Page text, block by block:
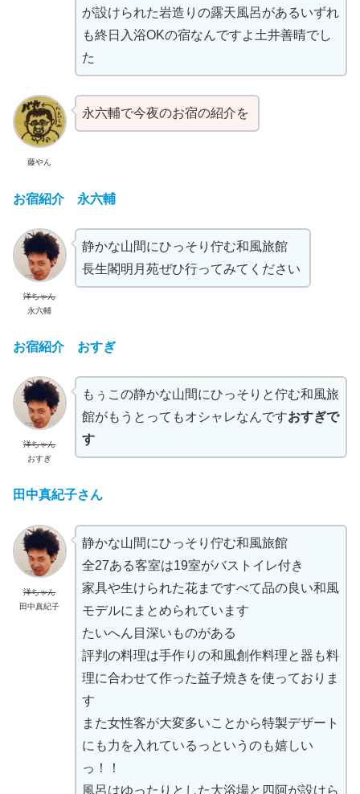
が設けられた岩造りの露天風呂があるいずれ
も終日入浴OKの宿なんですよ土井善晴でし
た
藤やん
永六輔で今夜のお宿の紹介を
お宿紹介 永六輔
洋ちゃん
永六輔
静かな山間にひっそり佇む和風旅館
長生閣明月苑ぜひ行ってみてください
お宿紹介 おすぎ
洋ちゃん
おすぎ
もぅこの静かな山間にひっそりと佇む和風旅
館がもうとってもオシャレなんですおすぎで
す
田中真紀子さん
洋ちゃん
田中真紀子
静かな山間にひっそり佇む和風旅館
全27ある客室は19室がバストイレ付き
家具や生けられた花まですべて品の良い和風
モデルにまとめられています
たいへん目深いものがある
評判の料理は手作りの和風創作料理と器も料
理に合わせて作った益子焼きを使っておりま
す
また女性客が大変多いことから特製デザート
にも力を入れているっというのも嬉しい
っ！！
風呂はゆったりとした大浴場と四阿が設けら